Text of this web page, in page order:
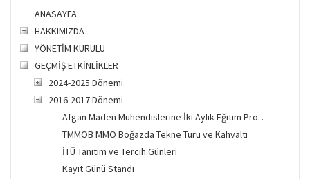
ANASAYFA
HAKKIMIZDA
YÖNETİM KURULU
GEÇMİŞ ETKİNLİKLER
2024-2025 Dönemi
2016-2017 Dönemi
Afgan Maden Mühendislerine İki Aylık Eğitim Projesi
TMMOB MMO Boğazda Tekne Turu ve Kahvaltı
İTÜ Tanıtım ve Tercih Günleri
Kayıt Günü Standı